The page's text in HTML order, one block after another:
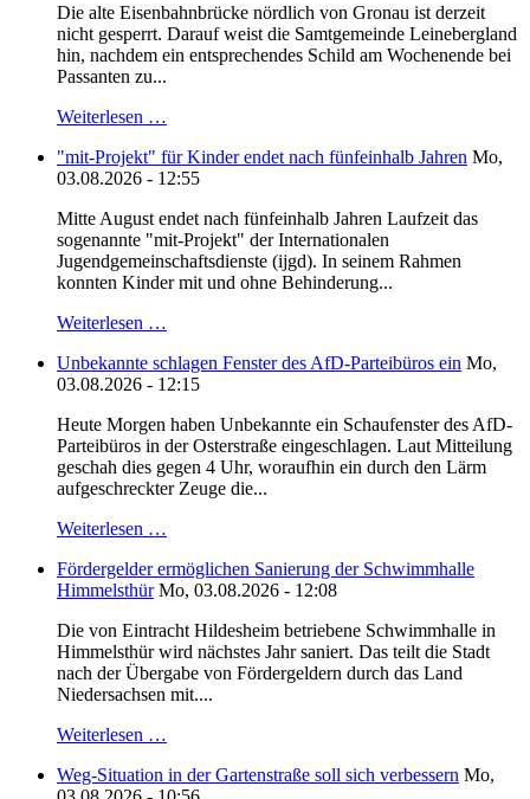
Die alte Eisenbahnbrücke nördlich von Gronau ist derzeit
nicht gesperrt. Darauf weist die Samtgemeinde Leinebergland
hin, nachdem ein entsprechendes Schild am Wochenende bei
Passanten zu...
Weiterlesen …
"mit-Projekt" für Kinder endet nach fünfeinhalb Jahren Mo,
03.08.2026 - 12:55
Mitte August endet nach fünfeinhalb Jahren Laufzeit das
sogenannte "mit-Projekt" der Internationalen
Jugendgemeinschaftsdienste (ijgd). In seinem Rahmen
konnten Kinder mit und ohne Behinderung...
Weiterlesen …
Unbekannte schlagen Fenster des AfD-Parteibüros ein Mo,
03.08.2026 - 12:15
Heute Morgen haben Unbekannte ein Schaufenster des AfD-
Parteibüros in der Osterstraße eingeschlagen. Laut Mitteilung
geschah dies gegen 4 Uhr, woraufhin ein durch den Lärm
aufgeschreckter Zeuge die...
Weiterlesen …
Fördergelder ermöglichen Sanierung der Schwimmhalle
Himmelsthür Mo, 03.08.2026 - 12:08
Die von Eintracht Hildesheim betriebene Schwimmhalle in
Himmelsthür wird nächstes Jahr saniert. Das teilt die Stadt
nach der Übergabe von Fördergeldern durch das Land
Niedersachsen mit....
Weiterlesen …
Weg-Situation in der Gartenstraße soll sich verbessern Mo,